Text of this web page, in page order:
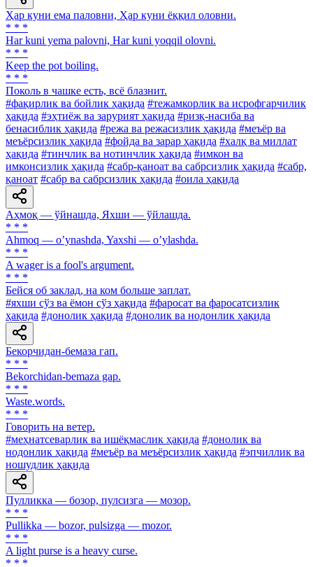
Ҳар куни ема паловни, Ҳар куни ёққил оловни.
* * *
Har kuni yema palovni, Har kuni yoqqil olovni.
* * *
Keep the pot boiling.
* * *
Поколь в чашке есть, всё блазнит.
#фақирлик ва бойлик ҳақида #тежамкорлик ва исрофгарчилик
ҳақида #эҳтиёж ва зарурият ҳақида #ризқ-насиба ва
бенасиблик ҳақида #режа ва режасизлик ҳақида #меъёр ва
меъёрсизлик ҳақида #фойда ва зарар ҳақида #халқ ва миллат
ҳақида #тинчлик ва нотинчлик ҳақида #имкон ва
имконсизлик ҳақида #сабр-қаноат ва сабрсизлик ҳақида #сабр,
қаноат #сабр ва сабрсизлик ҳақида #оила ҳақида
Аҳмоқ — ўйнашда, Яхши — ўйлашда.
* * *
Аhmoq — oʼynashda, Yaxshi — oʼylashda.
* * *
A wager is a fool's argument.
* * *
Бейся об заклад, на ком больше заплат.
#яхши сўз ва ёмон сўз ҳақида #фаросат ва фаросатсизлик
ҳақида #донолик ҳақида #донолик ва нодонлик ҳақида
Бекорчидан-бемаза гап.
* * *
Bekorchidan-bemaza gap.
* * *
Waste.words.
* * *
Говорить на ветер.
#меҳнатсеварлик ва ишёқмаслик ҳақида #донолик ва
нодонлик ҳақида #меъёр ва меъёрсизлик ҳақида #эпчиллик ва
ношудлик ҳақида
Пулликка — бозор, пулсизга — мозор.
* * *
Pullikka — bozor, pulsizga — mozor.
* * *
A light purse is a heavy curse.
* * *